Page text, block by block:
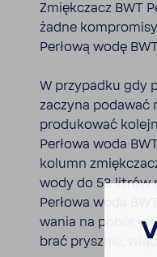
Zmięk­czacz BWT
żadne
Perłową wodę
W przy­padku gdy
zaczyna podawać
produ­kować
Perłowa woda
kolumn
wody do 53 litrów
Perłowa woda
wania na pobór
brać prysznic,